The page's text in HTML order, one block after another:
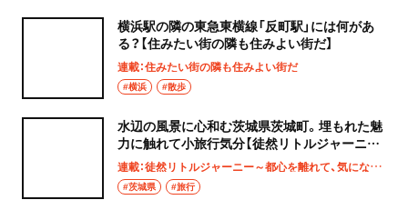
横浜駅の隣の東急東横線「反町駅」には何があ
る？【住みたい街の隣も住みよい街だ】
連載：住みたい街の隣も住みよい街だ
#横浜 #散歩
水辺の風景に心和む茨城県茨城町。埋もれた魅
力に触れて小旅行気分【徒然リトルジャーニ
ー】
連載：徒然リトルジャーニー～都心を離れて、気になる土地へ
#茨城県 #旅行